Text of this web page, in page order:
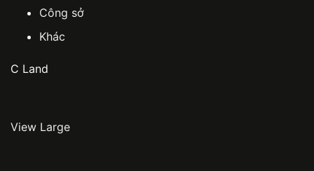
Công sở
Khác
C Land
View Large